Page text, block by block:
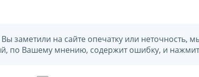
Вы заметили на сайте опечатку или
по Вашему мнению, содержит ошибку, и